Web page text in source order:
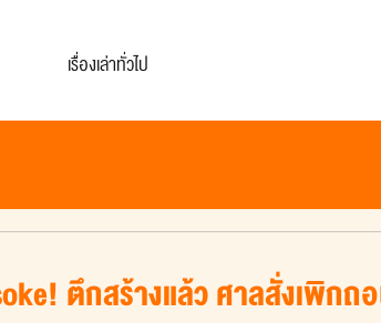
เรื่องเล่าทั่วไป
ตึกสร้างแล้ว ศาลสั่งเพิก